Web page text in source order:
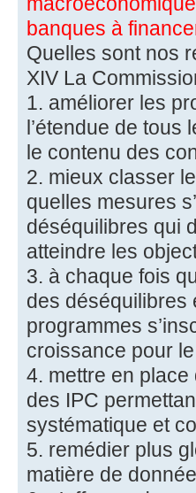
banques à
Quelles sont nos
XIV La
1. améliorer les
l’étendue de
le contenu des
2. mieux classer
quelles mesures
déséquilibres qui
atteindre les
3. à chaque fois
des déséquilibres
programmes
croissance pour
4. mettre en
des IPC
systématique et
5. remédier plus
matière de